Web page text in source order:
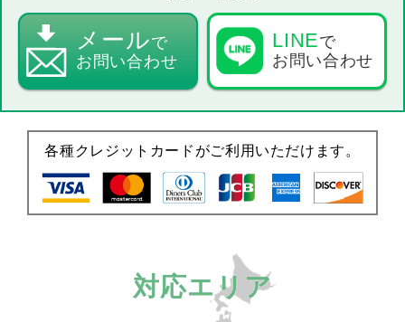
メールで
お問い合わせ
LINEで
お問い合わせ
各種クレジットカードがご利用いただけます。
対応エリア